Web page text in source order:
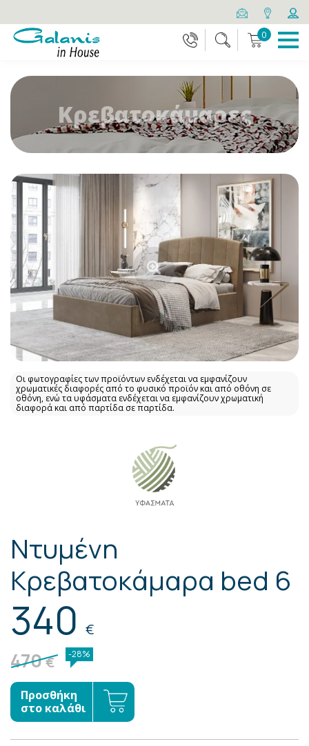
0
Κρεβατοκάμαρες
Οι φωτογραφίες των προϊόντων ενδέχεται να εμφανίζουν
χρωματικές διαφορές από το φυσικό προϊόν και από οθόνη σε
οθόνη, ενώ τα υφάσματα ενδέχεται να εμφανίζουν χρωματική
διαφορά και από παρτίδα σε παρτίδα.
Ντυμένη
Κρεβατοκάμαρα bed 6
340 €
470€ -28%
Προσθήκη
στο καλάθι